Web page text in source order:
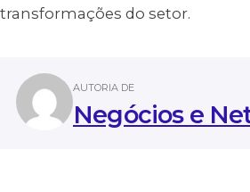
transformações do setor.
AUTORIA DE
Negócios e